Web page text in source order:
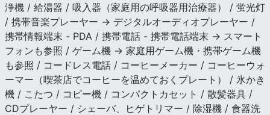
浄機 / 給湯器 / 吸入器（家庭用の呼吸器用治療器） / 蛍光灯
/ 携帯音楽プレーヤー → デジタルオーディオプレーヤー /
携帯情報端末 - PDA / 携帯電話 - 携帯電話端末 → スマート
フォンも参照 / ゲーム機 → 家庭用ゲーム機・携帯ゲーム機
も参照 / コードレス電話 / コーヒーメーカー / コーヒーウォ
ーマー（喫茶店でコーヒーを温めておくプレート） / 氷かき
機 / こたつ / コピー機 / コンパクトカセット / 散髪器具 /
CDプレーヤー / シェーバ、ヒゲトリマー / 除湿機 / 食器洗